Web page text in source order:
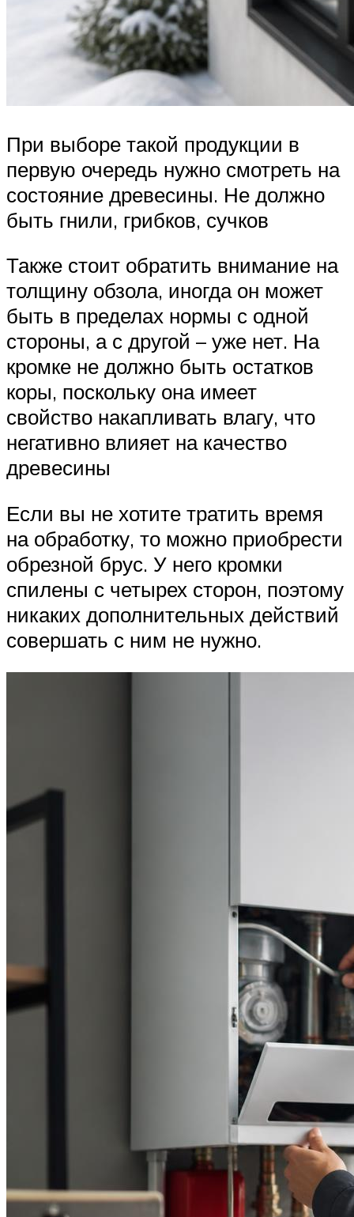
При выборе такой продукции в
первую очередь нужно смотреть на
состояние древесины. Не должно
быть гнили, грибков, сучков
Также стоит обратить внимание на
толщину обзола, иногда он может
быть в пределах нормы с одной
стороны, а с другой – уже нет. На
кромке не должно быть остатков
коры, поскольку она имеет
свойство накапливать влагу, что
негативно влияет на качество
древесины
Если вы не хотите тратить время
на обработку, то можно приобрести
обрезной брус. У него кромки
спилены с четырех сторон, поэтому
никаких дополнительных действий
совершать с ним не нужно.